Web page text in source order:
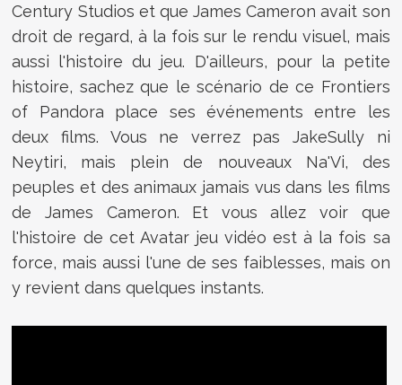
Century Studios et que James Cameron avait son
droit de regard, à la fois sur le rendu visuel, mais
aussi l'histoire du jeu. D'ailleurs, pour la petite
histoire, sachez que le scénario de ce Frontiers
of Pandora place ses événements entre les
deux films. Vous ne verrez pas JakeSully ni
Neytiri, mais plein de nouveaux Na'Vi, des
peuples et des animaux jamais vus dans les films
de James Cameron. Et vous allez voir que
l'histoire de cet Avatar jeu vidéo est à la fois sa
force, mais aussi l'une de ses faiblesses, mais on
y revient dans quelques instants.